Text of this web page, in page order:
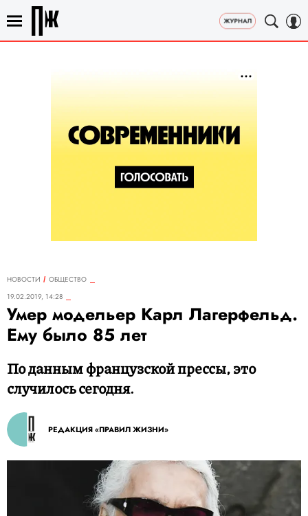
НОВОСТИ
ОБЩЕСТВО
19.02.2019, 14:28
Умер модельер Карл Лагерфельд.
Ему было 85 лет
По данным французской прессы, это
случилось сегодня.
РЕДАКЦИЯ «ПРАВИЛ ЖИЗНИ»